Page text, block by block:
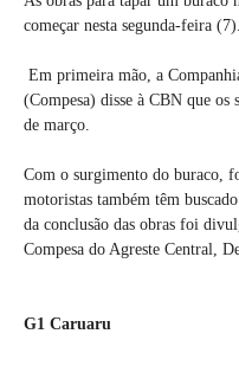
começar nesta segunda-feira (7).
Em primeira mão, a
(Compesa) disse à CBN que
de março.
Com o surgimento do buraco,
motoristas também têm
da conclusão das obras foi
Compesa do Agreste Central,
G1 Caruaru